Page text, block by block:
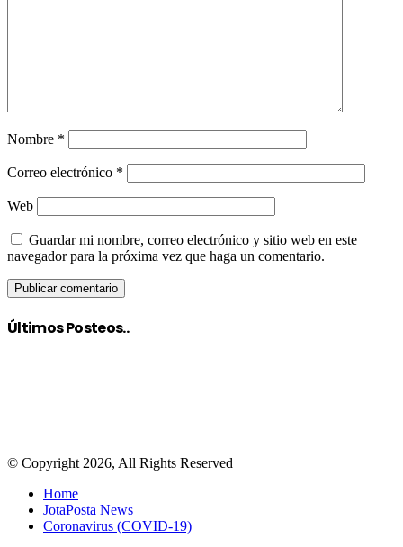
Nombre *
Correo electrónico *
Web
Guardar mi nombre, correo electrónico y sitio web en este
navegador para la próxima vez que haga un comentario.
Últimos Posteos..
© Copyright 2026, All Rights Reserved
Home
JotaPosta News
Coronavirus (COVID-19)